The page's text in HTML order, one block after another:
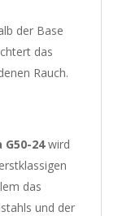
der Base
das
Rauch.
24wird
das
und der